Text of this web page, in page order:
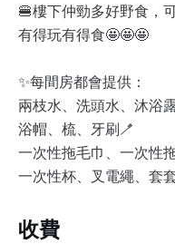
🍔樓下仲勁多好野食，
有得玩有得食🤩🤩🤩
✨每間房都會提供：
兩枝水、洗頭水、沐浴
浴帽、梳、牙刷🪥
一次性拖毛巾、一次性
一次性杯、叉電繩、套
收費